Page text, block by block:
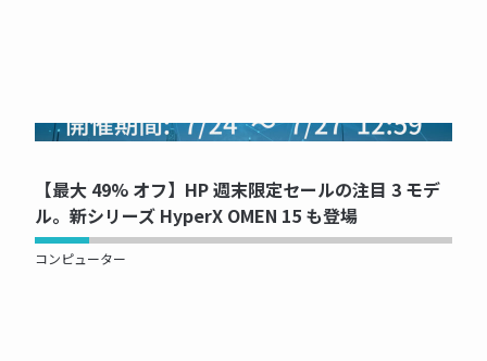
NOW PRINTING...
【最大 49% オフ】HP 週末限定セールの注目 3 モデ
ル。新シリーズ HyperX OMEN 15 も登場
コンピューター